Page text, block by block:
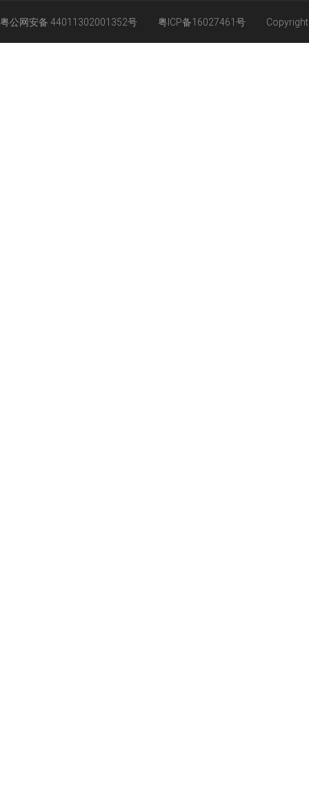
粤公网安备 44011302001352号 粤ICP备16027461号